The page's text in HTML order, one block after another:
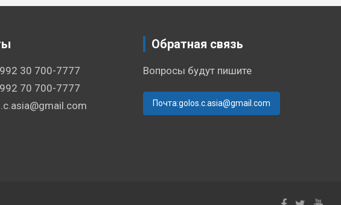
30 700-7777
70 700-7777
Обратная связь
Вопросы будут пишите
Почта:golos.c.asia@gmail.com